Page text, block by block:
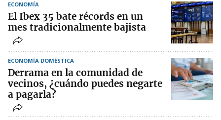
ECONOMÍA
El Ibex 35 bate récords en un
mes tradicionalmente bajista
ECONOMÍA DOMÉSTICA
Derrama en la comunidad de
vecinos, ¿cuándo puedes negarte
a pagarla?